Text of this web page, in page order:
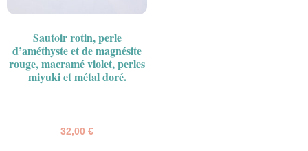
Sautoir rotin, perle
d’améthyste et de magnésite
rouge, macramé violet, perles
miyuki et métal doré.
32,00 €